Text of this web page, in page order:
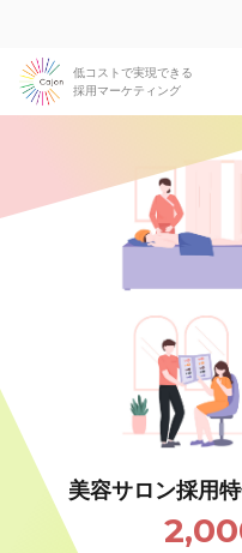
低コストで実現できる
採用マーケティング
美容サロン採用